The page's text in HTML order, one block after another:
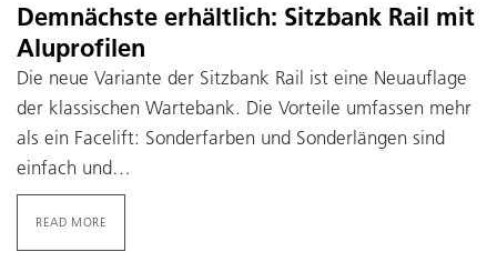
Demnächste erhältlich: Sitzbank Rail mit
Aluprofilen
Die neue Variante der Sitzbank Rail ist eine Neuauflage
der klassischen Wartebank. Die Vorteile umfassen mehr
als ein Facelift: Sonderfarben und Sonderlängen sind
einfach und…
READ MORE